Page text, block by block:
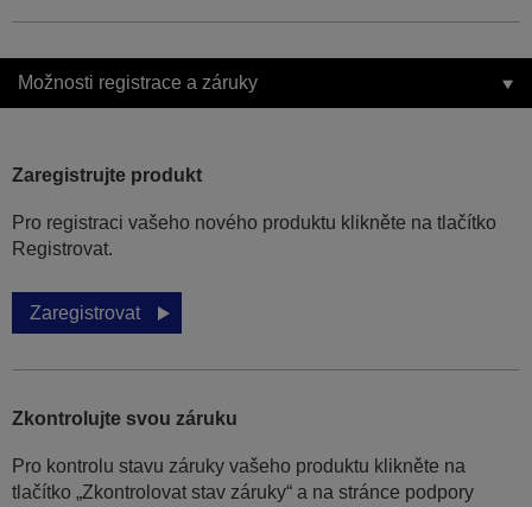
Možnosti registrace a záruky
Zaregistrujte produkt
Pro registraci vašeho nového produktu klikněte na tlačítko
Registrovat.
Zaregistrovat
Zkontrolujte svou záruku
Pro kontrolu stavu záruky vašeho produktu klikněte na
tlačítko „Zkontrolovat stav záruky“ a na stránce podpory